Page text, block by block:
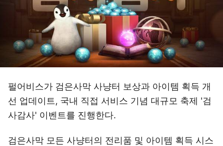
펄어비스가 검은사막 사냥터 보상과 아이템 획득 개
선 업데이트, 국내 직접 서비스 기념 대규모 축제 '검
사감사' 이벤트를 진행한다.
검은사막 모든 사냥터의 전리품 및 아이템 획득 시스